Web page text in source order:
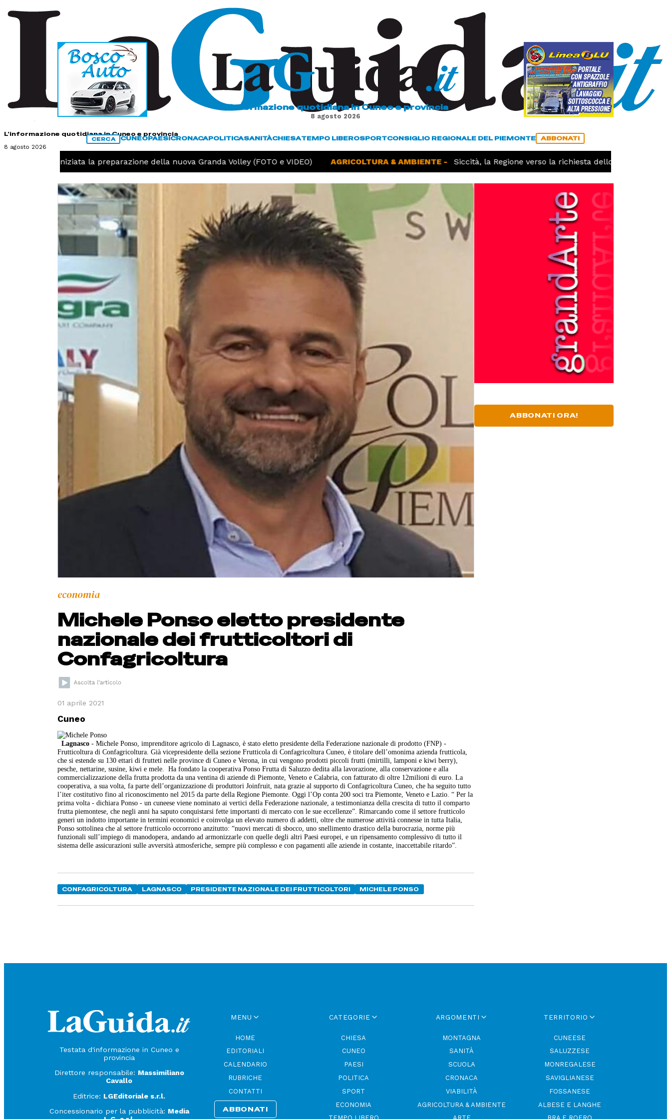
L'informazione quotidiana in Cuneo e provincia
8 agosto 2026
L'informazione quotidiana in Cuneo e provincia
8 agosto 2026
CERCA CUNEOPAESICRONACAPOLITICASANITÀCHIESATEMPO LIBEROSPORTCONSIGLIO REGIONALE DEL PIEMONTE ABBONATI
Pallavolo, iniziata la preparazione della nuova Granda Volley (FOTO e VIDEO) AGRICOLTURA & AMBIENTE - Siccità, la Regione verso la richiesta dello stato di calamità
economia
Michele Ponso eletto presidente
nazionale dei frutticoltori di
Confagricoltura
01 aprile 2021
Cuneo
Lagnasco - Michele Ponso, imprenditore agricolo di Lagnasco, è stato eletto presidente della Federazione nazionale di prodotto (FNP) -
Frutticoltura di Confagricoltura. Già vicepresidente della sezione Frutticola di Confagricoltura Cuneo, è titolare dell’omonima azienda frutticola,
che si estende su 130 ettari di frutteti nelle province di Cuneo e Verona, in cui vengono prodotti piccoli frutti (mirtilli, lamponi e kiwi berry),
pesche, nettarine, susine, kiwi e mele. Ha fondato la cooperativa Ponso Frutta di Saluzzo dedita alla lavorazione, alla conservazione e alla
commercializzazione della frutta prodotta da una ventina di aziende di Piemonte, Veneto e Calabria, con fatturato di oltre 12milioni di euro. La
cooperativa, a sua volta, fa parte dell’organizzazione di produttori Joinfruit, nata grazie al supporto di Confagricoltura Cuneo, che ha seguito tutto
l’iter costitutivo fino al riconoscimento nel 2015 da parte della Regione Piemonte. Oggi l’Op conta 200 soci tra Piemonte, Veneto e Lazio. “ Per la
prima volta - dichiara Ponso - un cuneese viene nominato ai vertici della Federazione nazionale, a testimonianza della crescita di tutto il comparto
frutta piemontese, che negli anni ha saputo conquistarsi fette importanti di mercato con le sue eccellenze”. Rimarcando come il settore frutticolo
generi un indotto importante in termini economici e coinvolga un elevato numero di addetti, oltre che numerose attività connesse in tutta Italia,
Ponso sottolinea che al settore frutticolo occorrono anzitutto: “nuovi mercati di sbocco, uno snellimento drastico della burocrazia, norme più
funzionali sull’impiego di manodopera, andando ad armonizzarle con quelle degli altri Paesi europei, e un ripensamento complessivo di tutto il
sistema delle assicurazioni sulle avversità atmosferiche, sempre più complesso e con pagamenti alle aziende in costante, inaccettabile ritardo”.
CONFAGRICOLTURA LAGNASCO PRESIDENTE NAZIONALE DEI FRUTTICOLTORI MICHELE PONSO
ABBONATI ORA!
Testata d'informazione in Cuneo e
provincia
Direttore responsabile: Massimiliano
Cavallo
Editrice: LGEditoriale s.r.l.
Concessionario per la pubblicità: Media
MENU
HOME
EDITORIALI
CALENDARIO
RUBRICHE
CONTATTI
ABBONATI
CATEGORIE
CHIESA
CUNEO
PAESI
POLITICA
SPORT
ECONOMIA
ARGOMENTI
MONTAGNA
SANITÀ
SCUOLA
CRONACA
VIABILITÀ
AGRICOLTURA & AMBIENTE
TERRITORIO
CUNEESE
SALUZZESE
MONREGALESE
SAVIGLIANESE
FOSSANESE
ALBESE E LANGHE